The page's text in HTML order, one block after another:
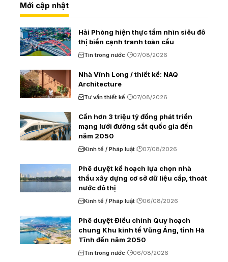
Mới cập nhật
Hải Phòng hiện thực tầm nhìn siêu đô
thị biển cạnh tranh toàn cầu
Tin trong nước 07/08/2026
Nhà Vĩnh Long / thiết kế: NAQ
Architecture
Tư vấn thiết kế 07/08/2026
Cần hơn 3 triệu tỷ đồng phát triển
mạng lưới đường sắt quốc gia đến
năm 2050
Kinh tế / Pháp luật 07/08/2026
Phê duyệt kế hoạch lựa chọn nhà
thầu xây dựng cơ sở dữ liệu cấp, thoát
nước đô thị
Kinh tế / Pháp luật 06/08/2026
Phê duyệt Điều chỉnh Quy hoạch
chung Khu kinh tế Vũng Áng, tỉnh Hà
Tĩnh đến năm 2050
Tin trong nước 06/08/2026